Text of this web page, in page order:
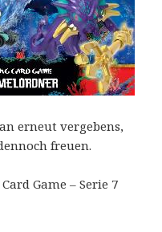
erneut vergebens,
freuen.
Game – Serie 7